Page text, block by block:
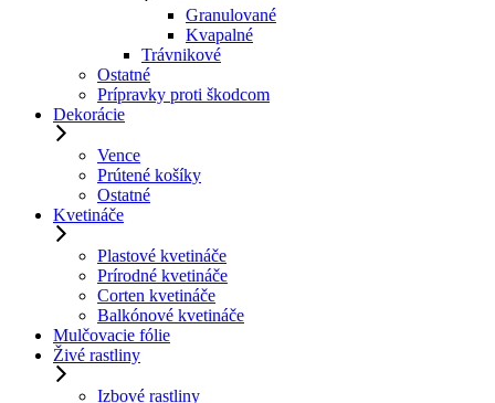
Granulované
Kvapalné
Trávnikové
Ostatné
Prípravky proti škodcom
Dekorácie
Vence
Prútené košíky
Ostatné
Kvetináče
Plastové kvetináče
Prírodné kvetináče
Corten kvetináče
Balkónové kvetináče
Mulčovacie fólie
Živé rastliny
Izbové rastliny